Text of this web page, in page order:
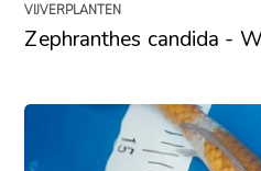
VIJVERPLANTEN
Zephranthes candida -